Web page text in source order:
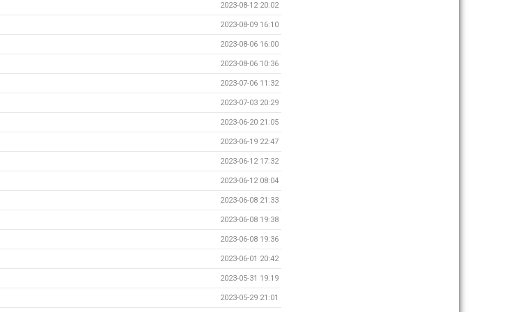
2023-08-12 20:02
2023-08-09 16:10
2023-08-06 16:00
2023-08-06 10:36
2023-07-06 11:32
2023-07-03 20:29
2023-06-20 21:05
2023-06-19 22:47
2023-06-12 17:32
2023-06-12 08:04
2023-06-08 21:33
2023-06-08 19:38
2023-06-08 19:36
2023-06-01 20:42
2023-05-31 19:19
2023-05-29 21:01